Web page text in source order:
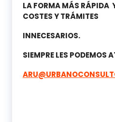
LA FORMA MÁS RÁPIDA
COSTES Y TRÁMITES
INNECESARIOS.
SIEMPRE LES PODEMOS